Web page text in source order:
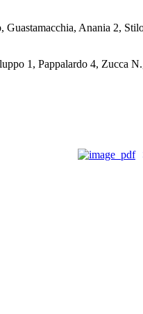
Anania 2,
1, Pappalardo 4, Zucca